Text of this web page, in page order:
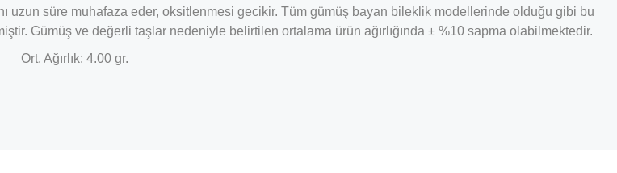
uzun süre muhafaza eder, oksitlenmesi gecikir. Tüm gümüş bayan bileklik modellerinde olduğu gibi bu
Gümüş ve değerli taşlar nedeniyle belirtilen ortalama ürün ağırlığında ± %10 sapma olabilmektedir.
Ort. Ağırlık: 4.00 gr.